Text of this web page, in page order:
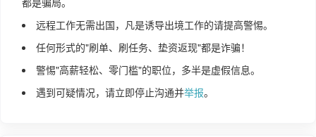
远程工作无需出国，凡是诱导出境工作的请提高警惕。
任何形式的"刷单、刷任务、垫资返现"都是诈骗！
警惕"高薪轻松、零门槛"的职位，多半是虚假信息。
遇到可疑情况，请立即停止沟通并举报。